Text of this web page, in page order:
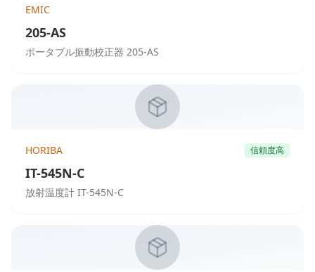
EMIC
205-AS
ポータブル振動校正器 205-AS
HORIBA 信頼度高
IT-545N-C
放射温度計 IT-545N-C